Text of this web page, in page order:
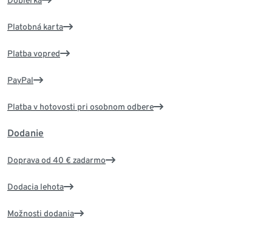
Platobná karta
Platba vopred
PayPal
Platba v hotovosti pri osobnom odbere
Dodanie
Doprava od 40 € zadarmo
Dodacia lehota
Možnosti dodania